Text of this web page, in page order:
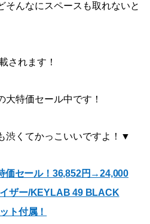
そんなにスペースも取れないと
されます！
大特価セール中です！
渋くてかっこいいですよ！▼
価セール！36,852円→24,000
ザー/KEYLAB 49 BLACK
ト付属！